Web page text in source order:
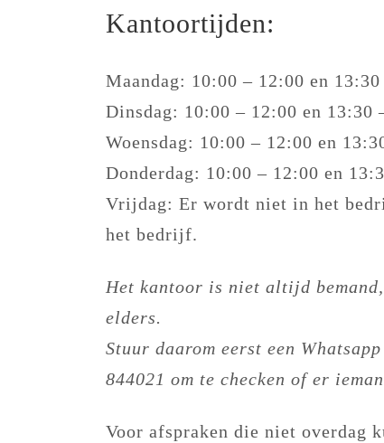
Kantoortijden:
Maandag: 10:00 – 12:00 en
Dinsdag: 10:00 – 12:00 en 13:30
Woensdag: 10:00 – 12:00 en
Donderdag: 10:00 – 12:00 en
Vrijdag: Er wordt niet in het
het bedrijf.
Het kantoor is niet altijd bemand,
elders.
Stuur daarom eerst een
844021 om te checken of er
Voor afspraken die niet overdag